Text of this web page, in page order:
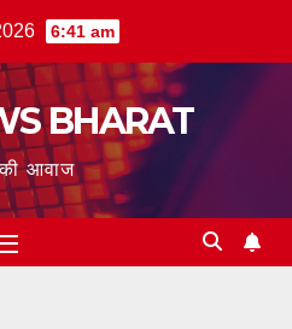
6:41 am
BHARAT
आवाज